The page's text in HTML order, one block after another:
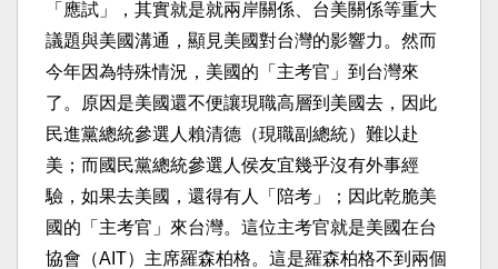
「應試」，其實就是就兩岸關係、台美關係等重大
議題與美國溝通，顯見美國對台灣的影響力。然而
今年因為特殊情況，美國的「主考官」到台灣來
了。原因是美國還不便讓現職高層到美國去，因此
民進黨總統參選人賴清德（現職副總統）難以赴
美；而國民黨總統參選人侯友宜幾乎沒有外事經
驗，如果去美國，還得有人「陪考」；因此乾脆美
國的「主考官」來台灣。這位主考官就是美國在台
協會（AIT）主席羅森柏格。這是羅森柏格不到兩個